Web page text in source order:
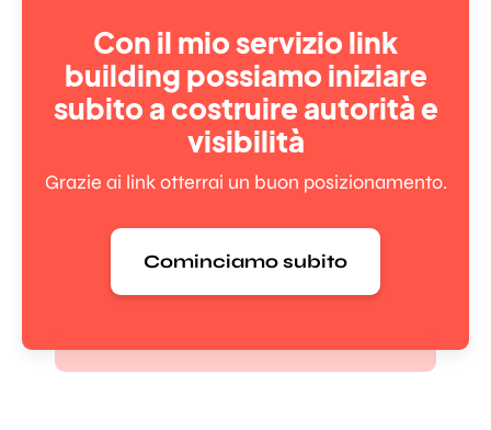
Con il mio servizio link
building possiamo iniziare
subito a costruire autorità e
visibilità
Grazie ai link otterrai un buon posizionamento.
Cominciamo subito